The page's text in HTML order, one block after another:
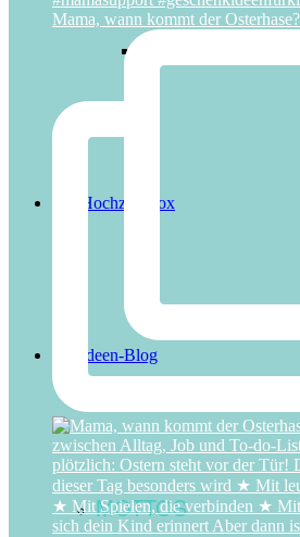
Hochzeitsbox
Ideen-Blog
MOTTOS
Mama, wann kommt der